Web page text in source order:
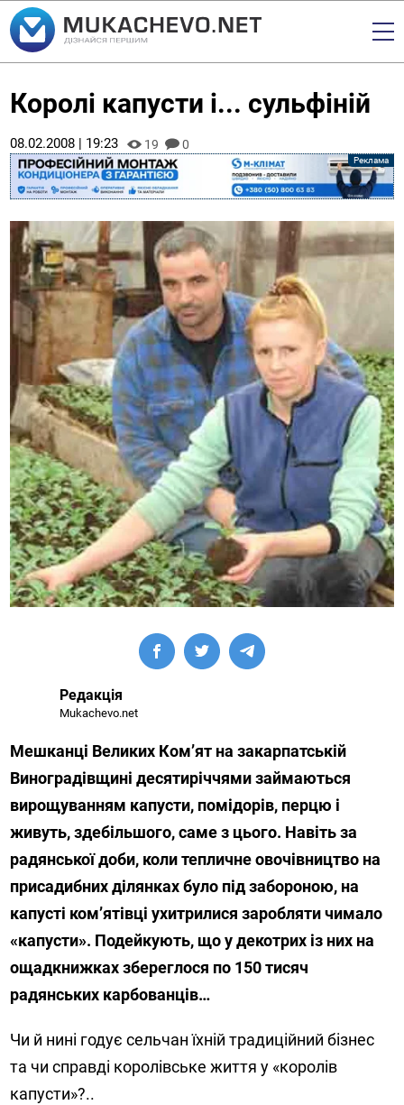
Королі капусти і... сульфіній
08.02.2008 | 19:23 19 0
Редакція
Mukachevo.net
Мешканці Великих Ком’ят на закарпатській
Виноградівщині десятиріччями займаються
вирощуванням капусти, помідорів, перцю і
живуть, здебільшого, саме з цього. Навіть за
радянської доби, коли тепличне овочівництво на
присадибних ділянках було під забороною, на
капусті ком’ятівці ухитрилися заробляти чимало
«капусти». Подейкують, що у декотрих із них на
ощадкнижках збереглося по 150 тисяч
радянських карбованців…
Чи й нині годує сельчан їхній традиційний бізнес
та чи справді королівське життя у «королів
капусти»?..